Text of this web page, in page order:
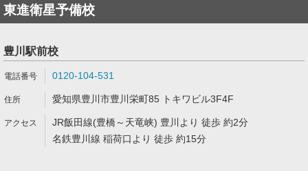
東進衛星予備校
豊川駅前校
0120-104-531
愛知県豊川市豊川栄町85 トキワビル3F4F
JR飯田線(豊橋～天竜峡) 豊川より 徒歩 約2分
名鉄豊川線 稲荷口より 徒歩 約15分